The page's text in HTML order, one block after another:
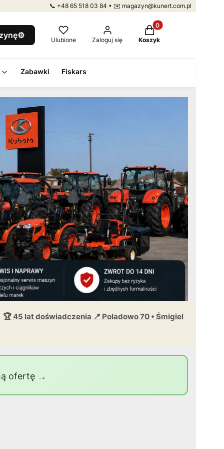
📞 +48 65 518 03 84 • ✉️ magazyn@kunert.com.pl
Ulubione Zaloguj się
Produkty w koszyku:
Koszyk
Zabawki Fiskars
🏆 45 lat doświadczenia 📍 Poladowo 70 • Śmigiel
ofertę →